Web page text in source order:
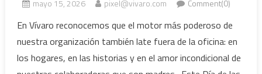
mayo 15, 2026 pixel@vivaro.com Comment(0)
En Vívaro reconocemos que el motor más poderoso de
nuestra organización también late fuera de la oficina: en
los hogares, en las historias y en el amor incondicional de